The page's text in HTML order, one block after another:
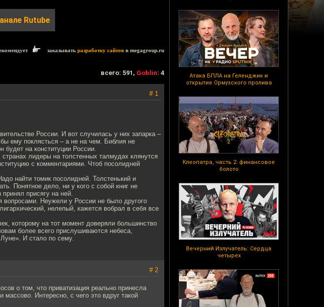
Атака БПЛА на Геленджик и
открытие Ормузского пролива
Клеопатра, часть 2: финансовое
болото
Вечерний Излучатель: Сердца
четырех
Rutube
заказывать разработку сайтов в megagroup.ru
всего: 591, Goblin: 4
# 1
России. И вот случилась у них запарка –
ему поклясться – а не на чем. Библия не
на конституции России.
лидеры на толстенных талмудах клянутся
с комментариями. Чтоб посолидней
найти томик посолидней. Толстенький и
Понятное дело, ни у кого с собой книг не
присягу на ней.
Неужели у России не было другого
нелепый, кажется вобрал в себя все
которому на тот момент доверяли большинство
более всего прислушиваются небеса,
И стало по сему.
# 2
о том, что приватизация реально принесла
Интересно, с чего это вдруг такой